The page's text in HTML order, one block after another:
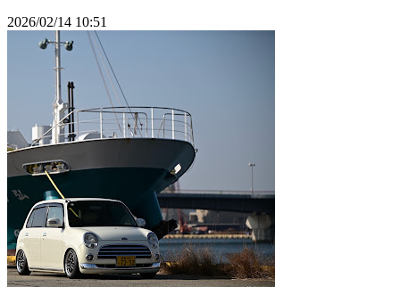
2026/02/14 10:51